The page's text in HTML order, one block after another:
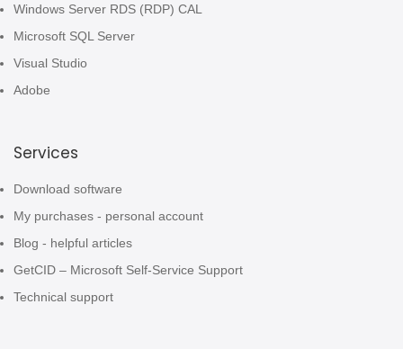
Windows Server RDS (RDP) CAL
Microsoft SQL Server
Visual Studio
Adobe
Services
Download software
My purchases - personal account
Blog - helpful articles
GetCID – Microsoft Self-Service Support
Technical support